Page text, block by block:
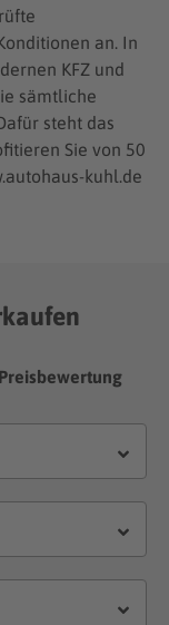
an. In
KFZ und
sämtliche
steht das
Sie von 50
kuhl.de